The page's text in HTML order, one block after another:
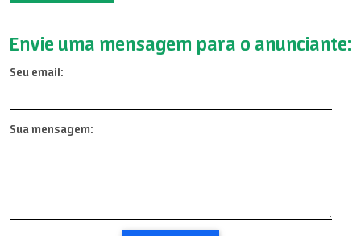
Envie uma mensagem para o anunciante:
Seu email:
Sua mensagem: